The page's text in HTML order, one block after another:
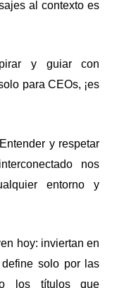
al contexto es
y guiar con
para CEOs, ¡es
y respetar
nos
entorno y
hoy: inviertan en
solo por las
o los títulos que